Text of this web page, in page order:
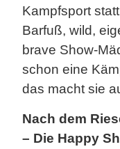
Kampfsport
Barfuß, wild,
brave Show-
schon eine
das macht sie
Nach dem
– Die Happy